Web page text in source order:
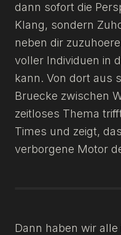
SPRACHE
EN IT DE
dann sofort die
Klang, sondern
neben dir
voller Individuen in
kann. Von dort aus
Bruecke zwischen
zeitloses Thema
Times und zeigt,
verborgene Motor
Dann haben wir